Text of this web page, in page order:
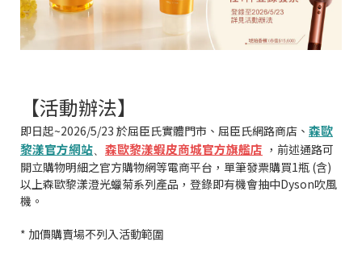
【活動辦法】
即日起~2026/5/23 於屈臣氏實體門市、屈臣氏網路商店、 森歐
黎漾官方網站
森歐黎漾蝦皮商城官方旗艦店 ，前述通路可
開立購物明細之官方購物網等電商平台，單筆發票購買1瓶 (含)
以上森歐黎漾澄光蠟菊系列產品，登錄即有機會抽中Dyson吹風
機。
* 加價購賣場不列入活動範圍